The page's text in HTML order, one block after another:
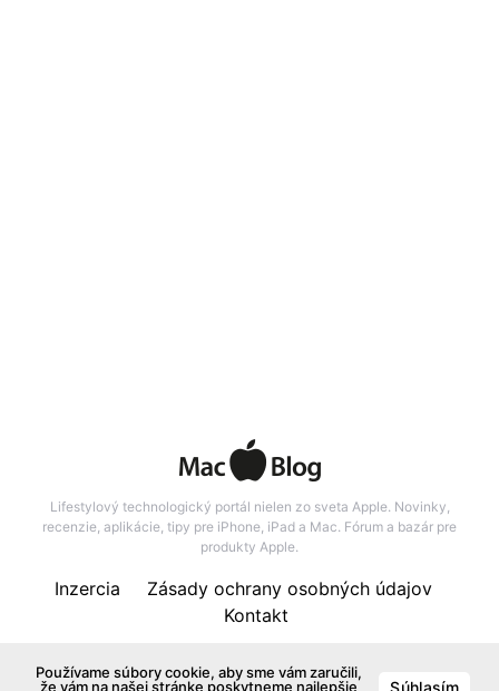
Lifestylový technologický portál nielen zo sveta Apple. Novinky,
recenzie, aplikácie, tipy pre iPhone, iPad a Mac. Fórum a bazár pre
produkty Apple.
137
Inzercia
Zásady ochrany osobných údajov
Kontakt
Používame súbory cookie, aby sme vám zaručili,
že vám na našej stránke poskytneme najlepšie
Súhlasím